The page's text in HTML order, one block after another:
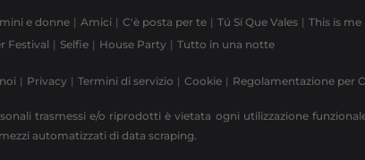
e donne Amici C'è posta per te Tú Sí Que Vales This is me
Festival Selfie House Party Tutto in una notte
Privacy Termini di servizio Cookie Regolamentazione per
trasmessi e/o riprodotti è vietata ogni utilizzazione
automatizzati di data scraping.